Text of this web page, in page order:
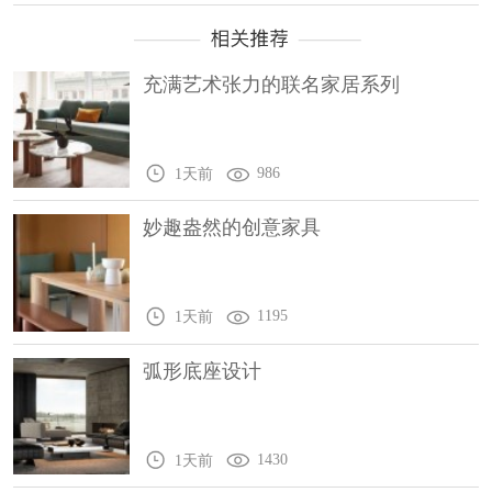
充满艺术张力的联名家居系列
1天前 986
妙趣盎然的创意家具
1天前 1195
弧形底座设计
1天前 1430